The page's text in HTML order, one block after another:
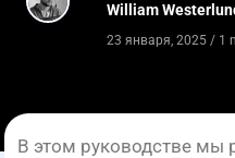
William
23 января, 2025 / 1
В этом руководстве мы